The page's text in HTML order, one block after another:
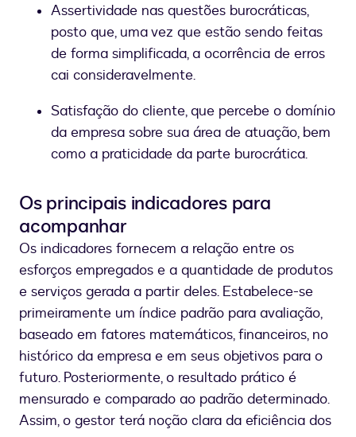
Assertividade nas questões burocráticas,
posto que, uma vez que estão sendo feitas
de forma simplificada, a ocorrência de erros
cai consideravelmente.
Satisfação do cliente, que percebe o domínio
da empresa sobre sua área de atuação, bem
como a praticidade da parte burocrática.
Os principais indicadores para
acompanhar
Os indicadores fornecem a relação entre os
esforços empregados e a quantidade de produtos
e serviços gerada a partir deles. Estabelece-se
primeiramente um índice padrão para avaliação,
baseado em fatores matemáticos, financeiros, no
histórico da empresa e em seus objetivos para o
futuro. Posteriormente, o resultado prático é
mensurado e comparado ao padrão determinado.
Assim, o gestor terá noção clara da eficiência dos